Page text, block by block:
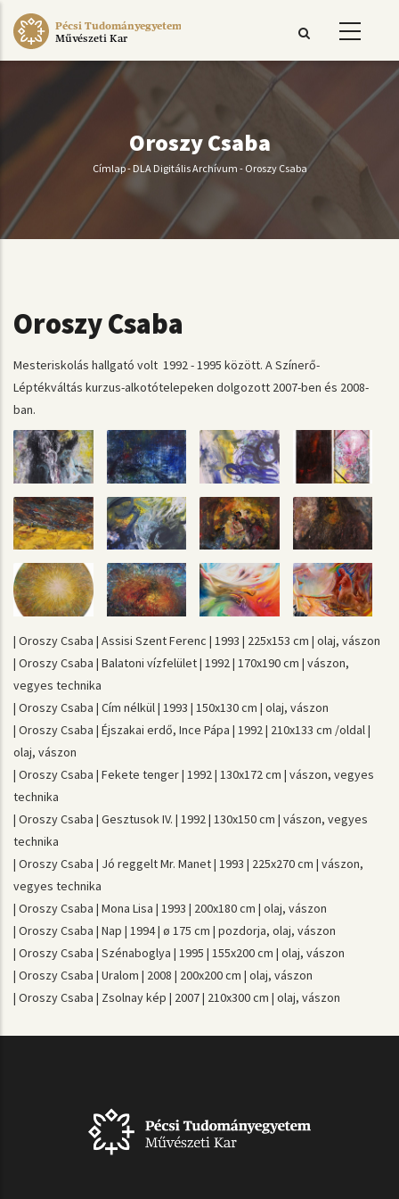
Ugrás
Pécsi Tudományegyetem
Művészeti Kar
Oroszy Csaba
Morzsa
Címlap-DLA Digitális Archívum - Oroszy Csaba
Oroszy Csaba
Mesteriskolás hallgató volt 1992 - 1995 között. A Színerő-
Léptékváltás kurzus-alkotótelepeken dolgozott 2007-ben és 2008-
ban.
| Oroszy Csaba | Assisi Szent Ferenc | 1993 | 225x153 cm | olaj, vászon
| Oroszy Csaba | Balatoni vízfelület | 1992 | 170x190 cm | vászon,
vegyes technika
| Oroszy Csaba | Cím nélkül | 1993 | 150x130 cm | olaj, vászon
| Oroszy Csaba | Éjszakai erdő, Ince Pápa | 1992 | 210x133 cm /oldal |
olaj, vászon
| Oroszy Csaba | Fekete tenger | 1992 | 130x172 cm | vászon, vegyes
technika
| Oroszy Csaba | Gesztusok IV. | 1992 | 130x150 cm | vászon, vegyes
technika
| Oroszy Csaba | Jó reggelt Mr. Manet | 1993 | 225x270 cm | vászon,
vegyes technika
| Oroszy Csaba | Mona Lisa | 1993 | 200x180 cm | olaj, vászon
| Oroszy Csaba | Nap | 1994 | ø 175 cm | pozdorja, olaj, vászon
| Oroszy Csaba | Szénaboglya | 1995 | 155x200 cm | olaj, vászon
| Oroszy Csaba | Uralom | 2008 | 200x200 cm | olaj, vászon
| Oroszy Csaba | Zsolnay kép | 2007 | 210x300 cm | olaj, vászon